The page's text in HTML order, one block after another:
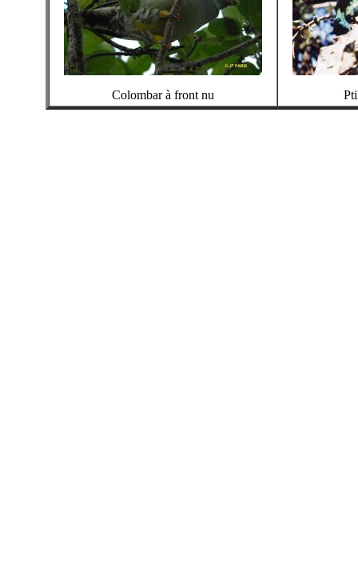
Colombar à front nu